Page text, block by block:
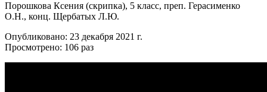
Порошкова Ксения (скрипка), 5 класс, преп. Герасименко
О.Н., конц. Щербатых Л.Ю.
Опубликовано: 23 декабря 2021 г.
Просмотрено: 106 раз